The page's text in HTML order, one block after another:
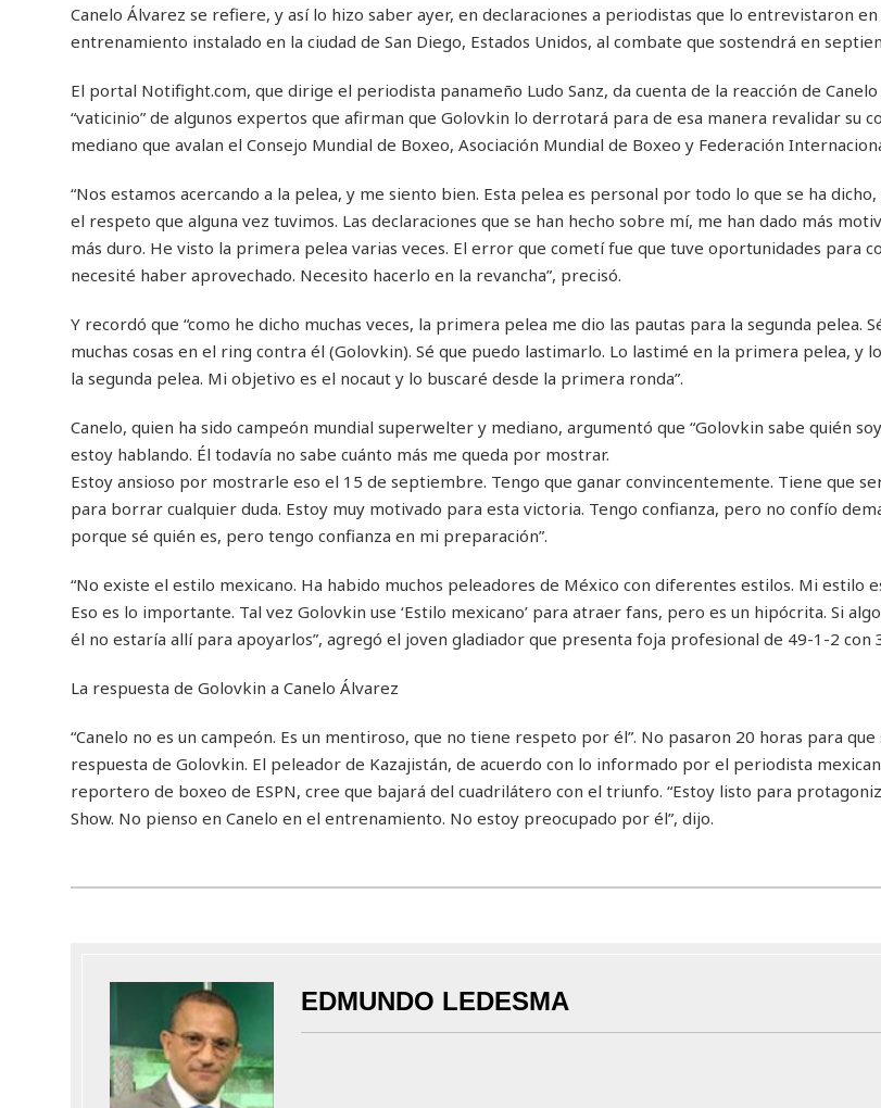
Canelo Álvarez se refiere, y así lo hizo saber ayer, en declaraciones a periodistas que lo entrevistaron en
entrenamiento instalado en la ciudad de San Diego, Estados Unidos, al combate que sostendrá en
El portal Notifight.com, que dirige el periodista panameño Ludo Sanz, da cuenta de la reacción de
“vaticinio” de algunos expertos que afirman que Golovkin lo derrotará para de esa manera revalidar su
mediano que avalan el Consejo Mundial de Boxeo, Asociación Mundial de Boxeo y Federación
“Nos estamos acercando a la pelea, y me siento bien. Esta pelea es personal por todo lo que se ha
el respeto que alguna vez tuvimos. Las declaraciones que se han hecho sobre mí, me han dado más
más duro. He visto la primera pelea varias veces. El error que cometí fue que tuve oportunidades para
necesité haber aprovechado. Necesito hacerlo en la revancha”, precisó.
Y recordó que “como he dicho muchas veces, la primera pelea me dio las pautas para la segunda pelea.
muchas cosas en el ring contra él (Golovkin). Sé que puedo lastimarlo. Lo lastimé en la primera pelea, y
la segunda pelea. Mi objetivo es el nocaut y lo buscaré desde la primera ronda”.
Canelo, quien ha sido campeón mundial superwelter y mediano, argumentó que “Golovkin sabe quién
estoy hablando. Él todavía no sabe cuánto más me queda por mostrar.
Estoy ansioso por mostrarle eso el 15 de septiembre. Tengo que ganar convincentemente. Tiene que
para borrar cualquier duda. Estoy muy motivado para esta victoria. Tengo confianza, pero no confío
porque sé quién es, pero tengo confianza en mi preparación”.
“No existe el estilo mexicano. Ha habido muchos peleadores de México con diferentes estilos. Mi estilo
Eso es lo importante. Tal vez Golovkin use ‘Estilo mexicano’ para atraer fans, pero es un hipócrita. Si
él no estaría allí para apoyarlos”, agregó el joven gladiador que presenta foja profesional de 49-1-2 con
La respuesta de Golovkin a Canelo Álvarez
“Canelo no es un campeón. Es un mentiroso, que no tiene respeto por él”. No pasaron 20 horas para
respuesta de Golovkin. El peleador de Kazajistán, de acuerdo con lo informado por el periodista
reportero de boxeo de ESPN, cree que bajará del cuadrilátero con el triunfo. “Estoy listo para
Show. No pienso en Canelo en el entrenamiento. No estoy preocupado por él”, dijo.
EDMUNDO LEDESMA